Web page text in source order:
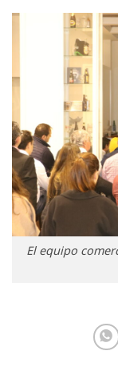
El equipo